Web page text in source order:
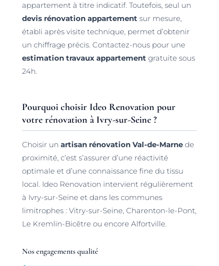
appartement à titre indicatif. Toutefois, seul un
devis rénovation appartementsur mesure,
établi après visite technique, permet d’obtenir
un chiffrage précis. Contactez-nous pour une
estimation travaux appartementgratuite sous
24h.
Pourquoi choisir Ideo Renovation pour
votre rénovation à Ivry-sur-Seine ?
Choisir un artisan rénovation Val-de-Marnede
proximité, c’est s’assurer d’une réactivité
optimale et d’une connaissance fine du tissu
local. Ideo Renovation intervient régulièrement
à Ivry-sur-Seine et dans les communes
limitrophes : Vitry-sur-Seine, Charenton-le-Pont,
Le Kremlin-Bicêtre ou encore Alfortville.
Nos engagements qualité